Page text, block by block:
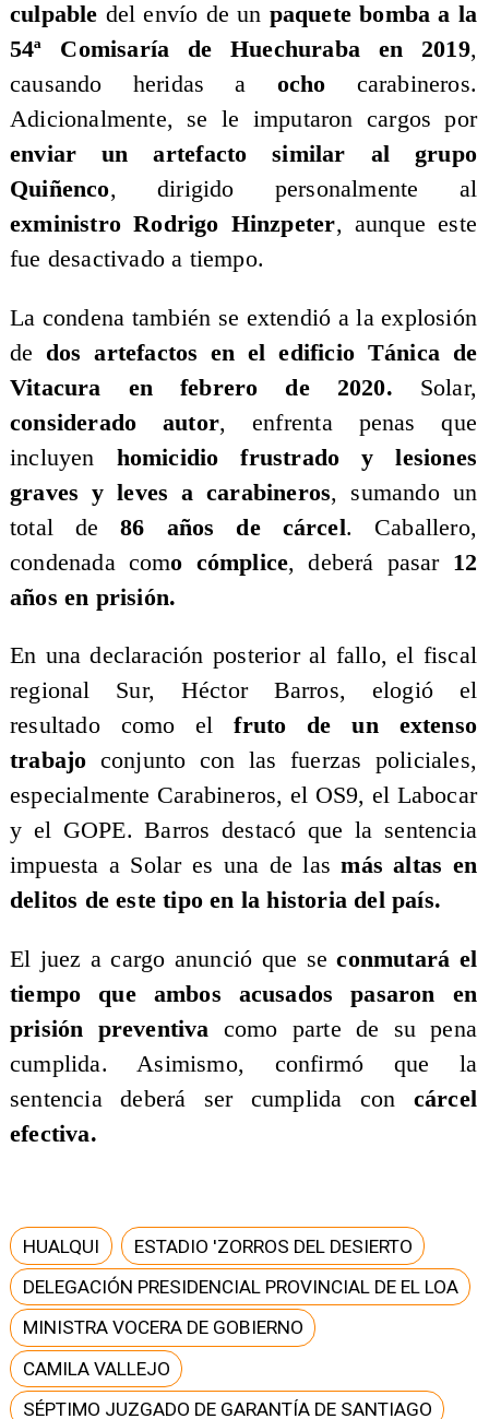
culpable del envío de un paquete bomba a la
54ª Comisaría de Huechuraba en 2019,
causando heridas a ocho carabineros.
Adicionalmente, se le imputaron cargos por
enviar un artefacto similar al grupo
Quiñenco, dirigido personalmente al
exministro Rodrigo Hinzpeter, aunque este
fue desactivado a tiempo.
​La condena también se extendió a la explosión
de dos artefactos en el edificio Tánica de
Vitacura en febrero de 2020. Solar,
considerado autor, enfrenta penas que
incluyen homicidio frustrado y lesiones
graves y leves a carabineros, sumando un
total de86 años de cárcel. Caballero,
condenada como cómplice, deberá pasar 12
años en prisión.
​En una declaración posterior al fallo, el fiscal
regional Sur, Héctor Barros, elogió el
resultado como elfruto de un extenso
trabajo conjunto con las fuerzas policiales,
especialmente Carabineros, el OS9, el Labocar
y el GOPE. Barros destacó que la sentencia
impuesta a Solar es una de las más altas en
delitos de este tipo en la historia del país.
​El juez a cargo anunció que seconmutará el
tiempo que ambos acusados pasaron en
prisión
preventiva como parte de su pena
cumplida. Asimismo, confirmó que la
sentencia deberá ser cumplida con cárcel
efectiva.
HUALQUI
ESTADIO 'ZORROS DEL DESIERTO
DELEGACIÓN PRESIDENCIAL PROVINCIAL DE EL LOA
MINISTRA VOCERA DE GOBIERNO
CAMILA VALLEJO
SÉPTIMO JUZGADO DE GARANTÍA DE SANTIAGO